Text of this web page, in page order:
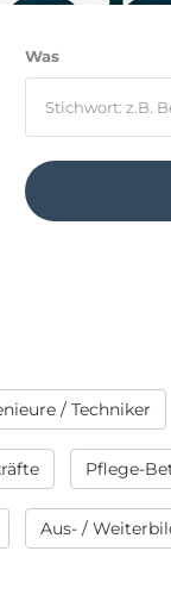
Was
/ Techniker
Pflege-
Aus- /